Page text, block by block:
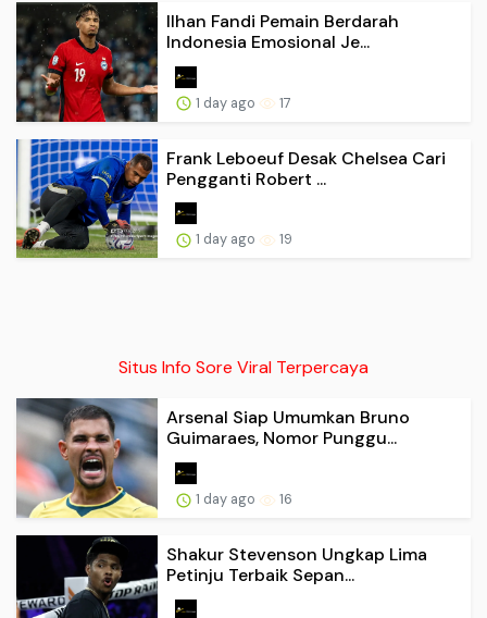
Ilhan Fandi Pemain Berdarah
Indonesia Emosional Je...
1 day ago 17
Frank Leboeuf Desak Chelsea Cari
Pengganti Robert ...
1 day ago 19
Situs Info Sore Viral Terpercaya
Arsenal Siap Umumkan Bruno
Guimaraes, Nomor Punggu...
1 day ago 16
Shakur Stevenson Ungkap Lima
Petinju Terbaik Sepan...